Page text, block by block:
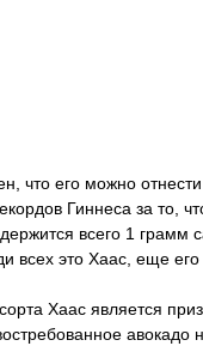
что его можно
Гиннеса за то,
всего 1 грамм
всех это Хаас, еще
Хаас является
авокадо